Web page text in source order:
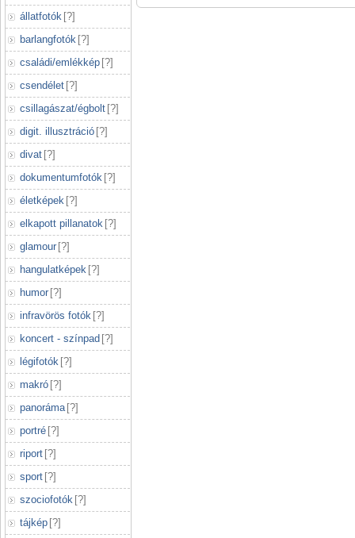
állatfotók [?]
barlangfotók [?]
családi/emlékkép [?]
csendélet [?]
csillagászat/égbolt [?]
digit. illusztráció [?]
divat [?]
dokumentumfotók [?]
életképek [?]
elkapott pillanatok [?]
glamour [?]
hangulatképek [?]
humor [?]
infravörös fotók [?]
koncert - színpad [?]
légifotók [?]
makró [?]
panoráma [?]
portré [?]
riport [?]
sport [?]
szociofotók [?]
tájkép [?]